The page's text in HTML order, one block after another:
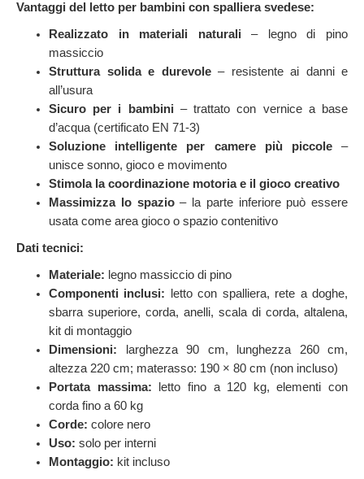
Vantaggi del letto per bambini con spalliera svedese:
Realizzato in materiali naturali – legno di pino
massiccio
Struttura solida e durevole– resistente ai danni e
all’usura
Sicuro per i bambini – trattato con vernice a base
d’acqua (certificato EN 71-3)
Soluzione intelligente per camere più piccole–
unisce sonno, gioco e movimento
Stimola la coordinazione motoria e il gioco creativo
Massimizza lo spazio– la parte inferiore può essere
usata come area gioco o spazio contenitivo
Dati tecnici:
Materiale: legno massiccio di pino
Componenti inclusi: letto con spalliera, rete a doghe,
sbarra superiore, corda, anelli, scala di corda, altalena,
kit di montaggio
Dimensioni: larghezza 90 cm, lunghezza 260 cm,
altezza 220 cm; materasso: 190 × 80 cm (non incluso)
Portata massima: letto fino a 120 kg, elementi con
corda fino a 60 kg
Corde: colore nero
Uso: solo per interni
Montaggio: kit incluso